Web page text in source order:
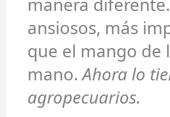
ansiosos, más
que el mango de
mano.Ahora lo
agropecuarios.